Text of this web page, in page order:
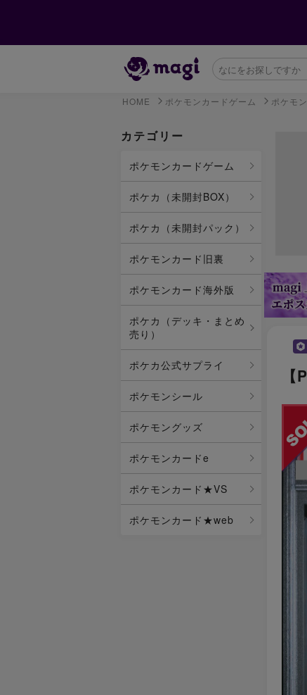
HOME ポケモンカードゲーム ポケモ
カテゴリー
ポケモンカードゲーム
ポケカ（未開封BOX）
ポケカ（未開封パック）
ポケモンカード旧裏
ポケモンカード海外版
ポケカ（デッキ・まとめ
売り）
ポケカ公式サプライ
ポケモンシール
ポケモングッズ
ポケモンカードe
ポケモンカード★VS
ポケモンカード★web